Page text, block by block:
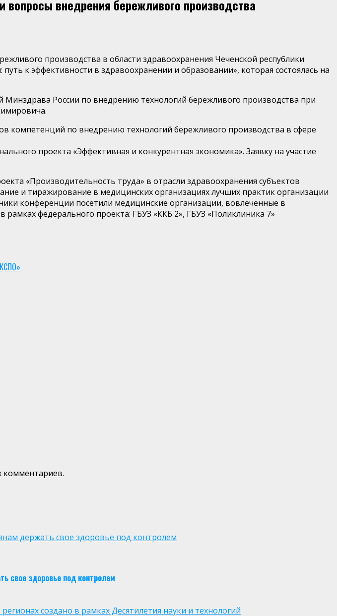
вопросы внедрения бережливого производства
производства в области здравоохранения Чеченской республики
к эффективности в здравоохранении и образовании», которая состоялась на
России по внедрению технологий бережливого производства при
компетенций по внедрению технологий бережливого производства в сфере
проекта «Эффективная и конкурентная экономика». Заявку на участие
«Производительность труда» в отрасли здравоохранения субъектов
и тиражирование в медицинских организациях лучших практик организации
конференции посетили медицинские организации, вовлеченные в
федерального проекта: ГБУЗ «ККБ 2», ГБУЗ «Поликлиника 7»
комментариев.
держать свое здоровье под контролем
свое здоровье под контролем
создано в рамках Десятилетия науки и технологий